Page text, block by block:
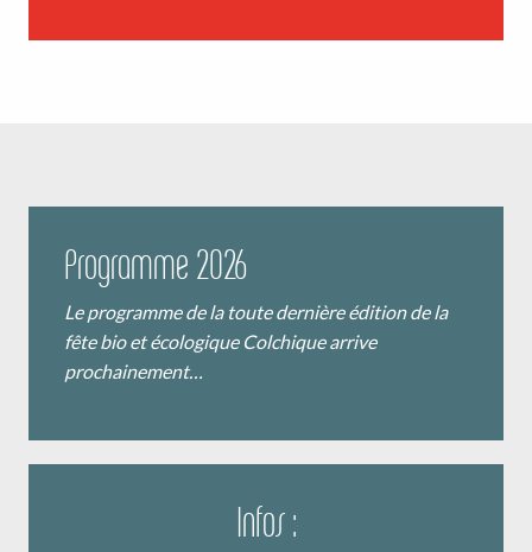
Programme 2026
Le programme de la toute dernière édition de la
fête bio et écologique Colchique arrive
prochainement…
Infos :